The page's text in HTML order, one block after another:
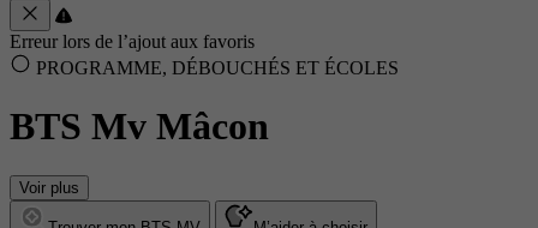
Erreur lors de l’ajout aux favoris
PROGRAMME, DÉBOUCHÉS ET ÉCOLES
BTS Mv Mâcon
Voir plus